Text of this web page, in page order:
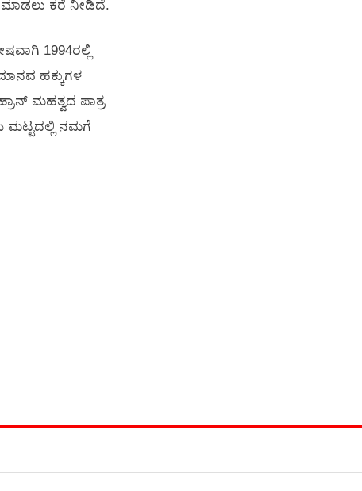
ಮಾಡಲು ಕರೆ ನೀಡಿದೆ.
1994ರಲ್ಲಿ
ಹಕ್ಕುಗಳ
ಮಹತ್ವದ ಪಾತ್ರ
ಮಟ್ಟದಲ್ಲಿ ನಮಗೆ